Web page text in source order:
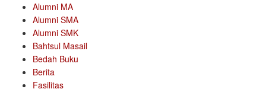
Alumni MA
Alumni SMA
Alumni SMK
Bahtsul Masail
Bedah Buku
Berita
Fasilitas